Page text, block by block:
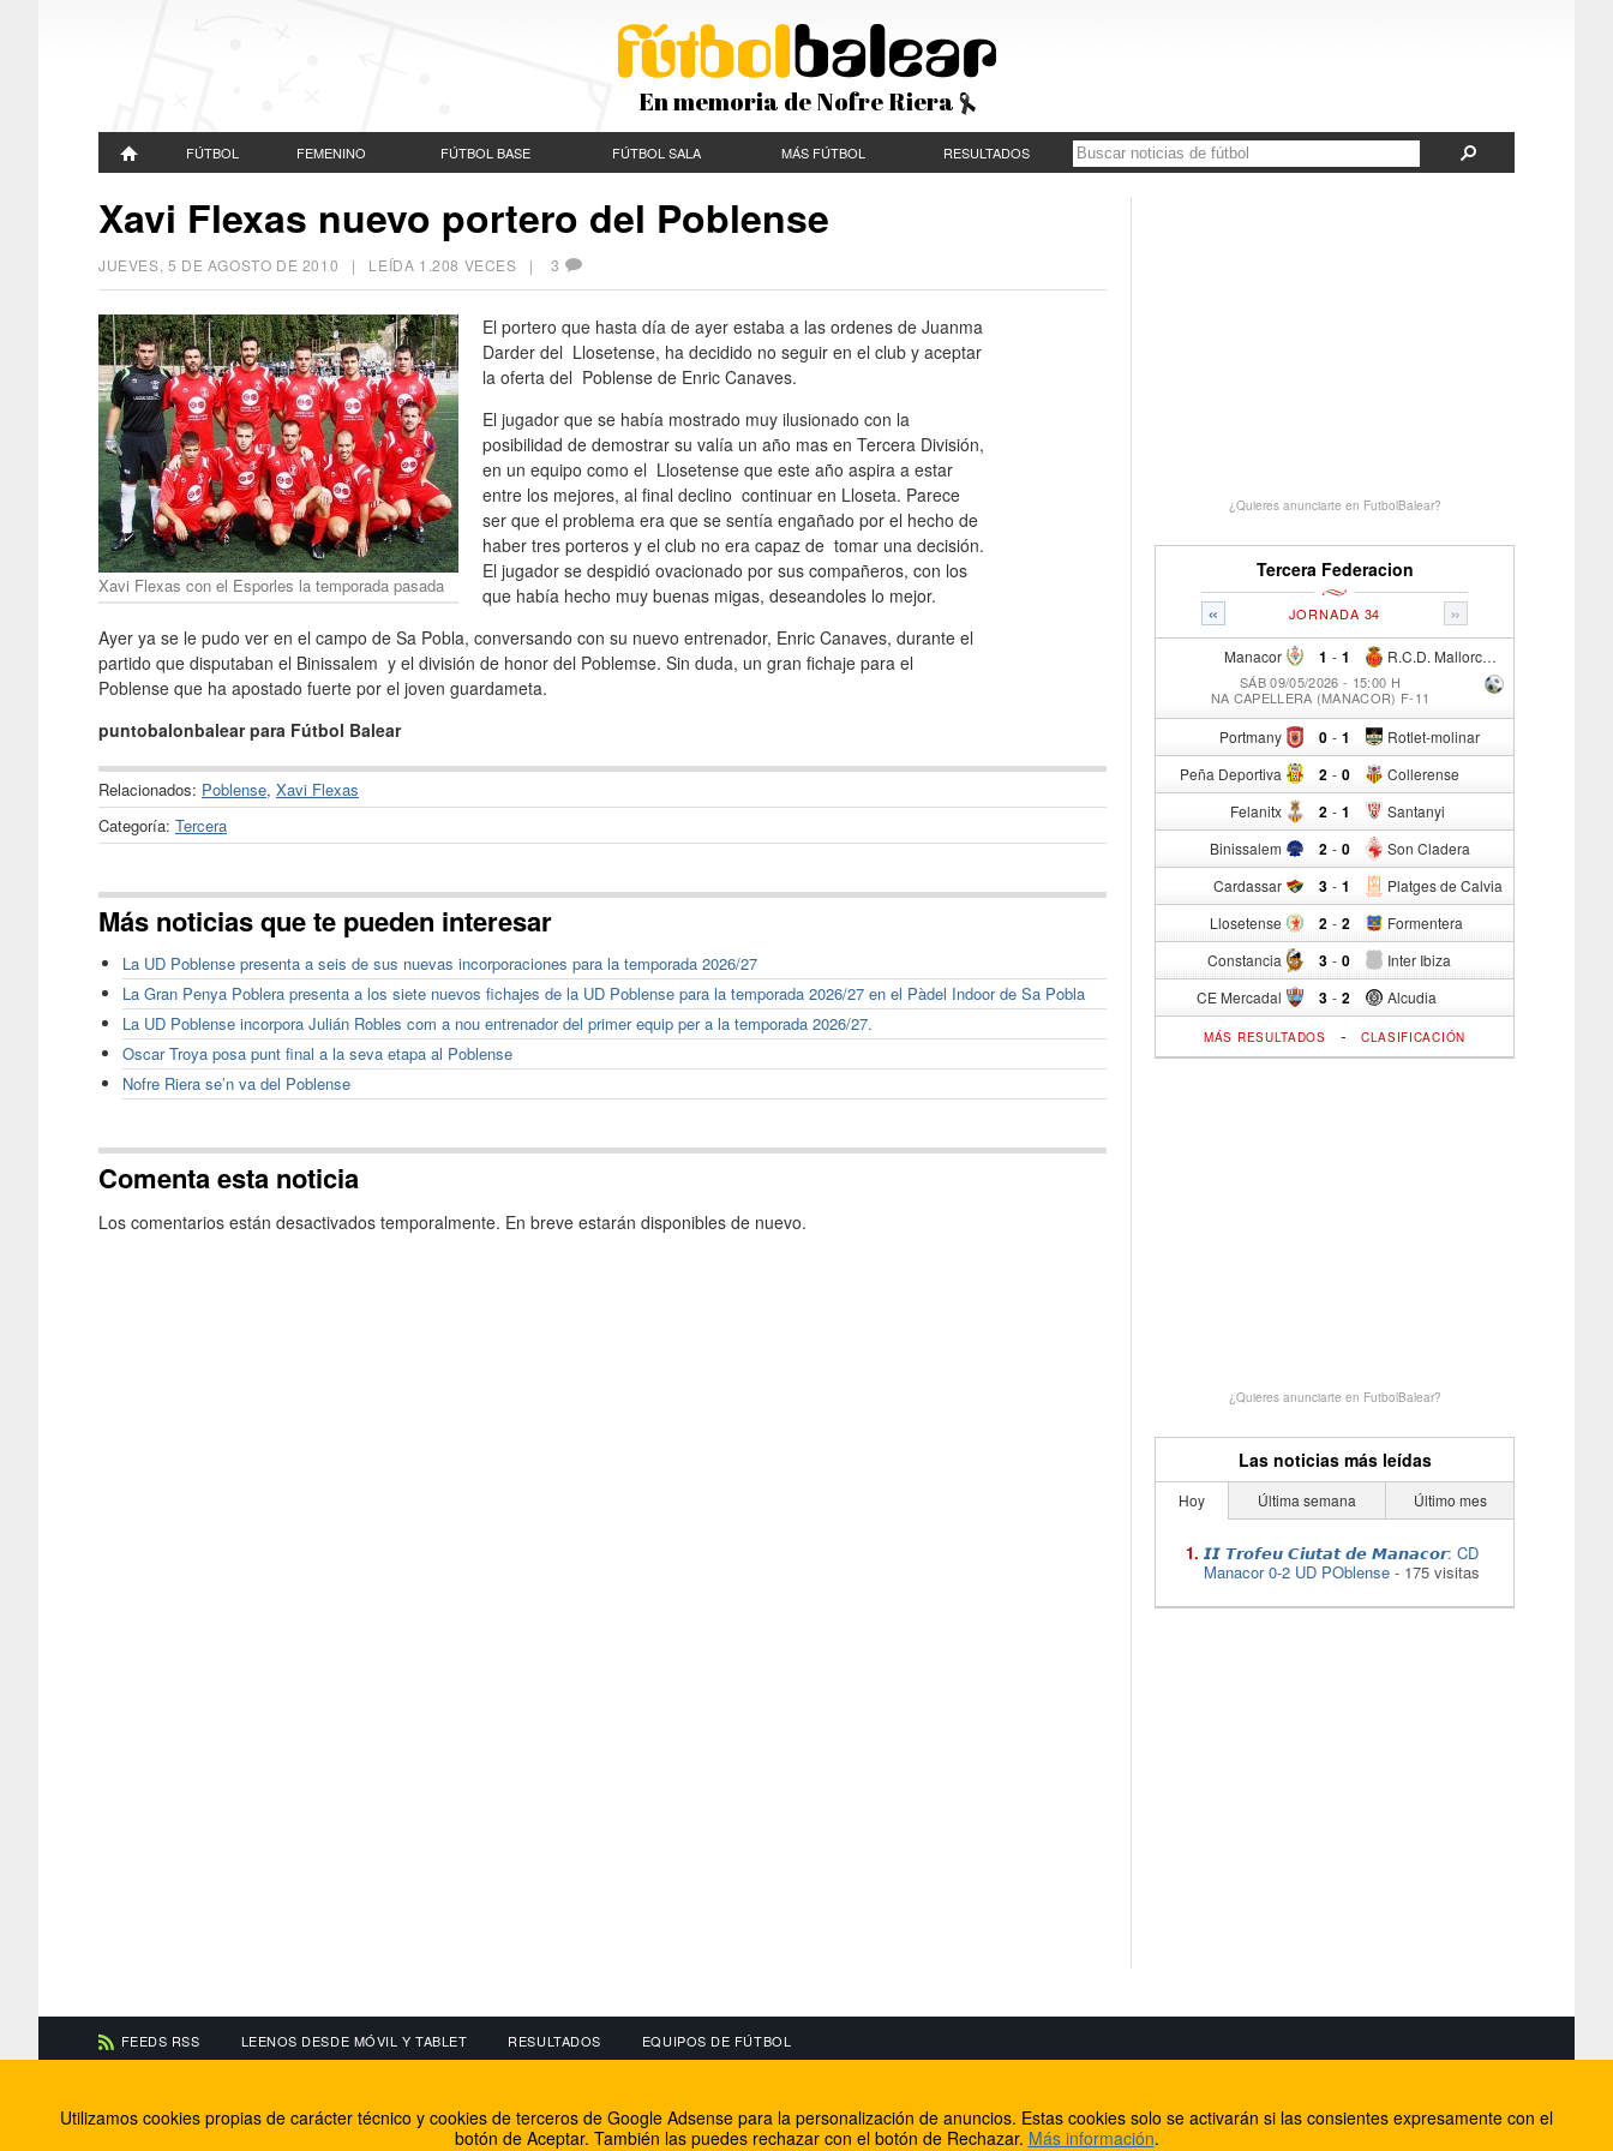
En memoria de Nofre Riera
FÚTBOL FEMENINO FÚTBOL BASE FÚTBOL SALA MÁS FÚTBOL RESULTADOS
Xavi Flexas nuevo portero del Poblense
JUEVES, 5 DE AGOSTO DE 2010 | LEÍDA 1.208 VECES |3
Xavi Flexas con el Esporles la temporada pasada
El portero que hasta día de ayer estaba a las ordenes de Juanma
Darder del Llosetense, ha decidido no seguir en el club y aceptar
la oferta del Poblense de Enric Canaves.
El jugador que se había mostrado muy ilusionado con la
posibilidad de demostrar su valía un año mas en Tercera División,
en un equipo como el Llosetense que este año aspira a estar
entre los mejores, al final declino continuar en Lloseta. Parece
ser que el problema era que se sentía engañado por el hecho de
haber tres porteros y el club no era capaz de tomar una decisión.
El jugador se despidió ovacionado por sus compañeros, con los
que había hecho muy buenas migas, deseandoles lo mejor.
Ayer ya se le pudo ver en el campo de Sa Pobla, conversando con su nuevo entrenador, Enric Canaves, durante el
partido que disputaban el Binissalem y el división de honor del Poblemse. Sin duda, un gran fichaje para el
Poblense que ha apostado fuerte por el joven guardameta.
puntobalonbalear para Fútbol Balear
Relacionados: Poblense, Xavi Flexas
Categoría: Tercera
Más noticias que te pueden interesar
La UD Poblense presenta a seis de sus nuevas incorporaciones para la temporada 2026/27
La Gran Penya Poblera presenta a los siete nuevos fichajes de la UD Poblense para la temporada 2026/27 en el Pàdel Indoor de Sa Pobla
La UD Poblense incorpora Julián Robles com a nou entrenador del primer equip per a la temporada 2026/27.
Oscar Troya posa punt final a la seva etapa al Poblense
Nofre Riera se’n va del Poblense
Comenta esta noticia
Los comentarios están desactivados temporalmente. En breve estarán disponibles de nuevo.
¿Quieres anunciarte en FutbolBalear?
Tercera Federacion
« »
JORNADA 34
Manacor 1 - R.C.D. Mallorca Sad "B"
1
SÁB 09/05/2026 - 15:00 H
NA CAPELLERA (MANACOR) F-11
Portmany 0 - Rotlet-molinar
1
Peña Deportiva 2 - Collerense
0
Felanitx 2 - Santanyi
1
Binissalem 2 - Son Cladera
0
Cardassar 3 - Platges de Calvia
1
Llosetense 2 - Formentera
2
Constancia 3 - Inter Ibiza
0
CE Mercadal 3 - Alcudia
2
MÁS RESULTADOS - CLASIFICACIÓN
¿Quieres anunciarte en FutbolBalear?
Las noticias más leídas
Hoy Última semana Último mes
𝙄𝙄 𝙏𝙧𝙤𝙛𝙚𝙪 𝘾𝙞𝙪𝙩𝙖𝙩 𝙙𝙚 𝙈𝙖𝙣𝙖𝙘𝙤𝙧: CD
Manacor 0-2 UD POblense - 175 visitas
FEEDS RSS LEENOS DESDE MÓVIL Y TABLET RESULTADOS EQUIPOS DE FÚTBOL
Información de contacto
El equipo de FútbolBalear
Soluciones Corporativas IP
Facebook
Twitter
Internet Rural Mallorca
Registro de dominios
Utilizamos cookies propias de carácter técnico y cookies de terceros de Google Adsense para la personalización de anuncios. Estas cookies solo se activarán si las consientes expresamente con el
botón de Aceptar. También las puedes rechazar con el botón de Rechazar. Más información.